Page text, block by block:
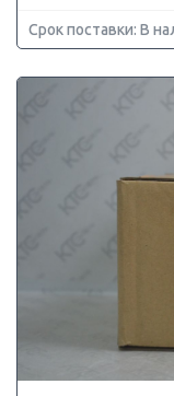
Срок поставки: В